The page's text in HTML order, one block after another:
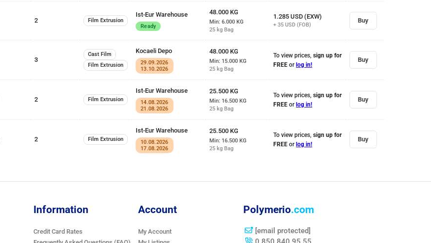
2 Film Extrusion
Ist-Eur Warehouse
Ready
48.000 KG
Min: 6.000KG
25 kg Bag
1.285USD (EXW)
+ 35USD (FOB)
Buy
3
Cast Film
Film Extrusion
Kocaeli Depo
29.09.2026
13.10.2026
48.000 KG
Min: 15.000KG
25 kg Bag
To view prices,sign up for
FREE orlog in!
Buy
2 Film Extrusion
Ist-Eur Warehouse
14.08.2026
21.08.2026
25.500 KG
Min: 16.500KG
25 kg Bag
To view prices,sign up for
FREE orlog in!
Buy
2 Film Extrusion
Ist-Eur Warehouse
10.08.2026
17.08.2026
25.500 KG
Min: 16.500KG
25 kg Bag
To view prices,sign up for
FREE orlog in!
Buy
Information
Credit Card Rates
Account
My Account
Polymerio.com
[email protected]